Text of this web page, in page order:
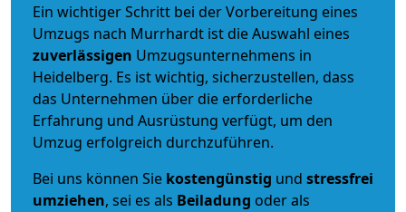
Ein wichtiger Schritt bei der Vorbereitung eines
Umzugs nach Murrhardt ist die Auswahl eines
zuverlässigen Umzugsunternehmens in
Heidelberg. Es ist wichtig, sicherzustellen, dass
das Unternehmen über die erforderliche
Erfahrung und Ausrüstung verfügt, um den
Umzug erfolgreich durchzuführen.
Bei uns können Sie kostengünstig und stressfrei
umziehen, sei es als Beiladung oder als